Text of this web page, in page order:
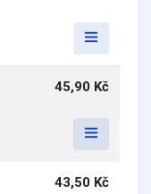
45,90 Kč
43,50 Kč